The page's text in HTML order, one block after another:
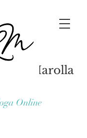
Marolla
Online